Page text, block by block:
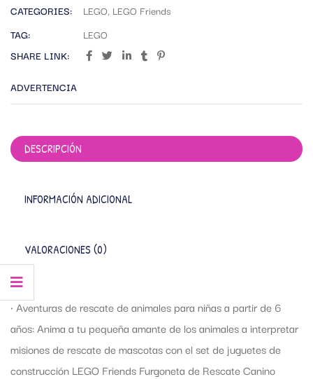
CATEGORIES:
LEGO, LEGO Friends
TAG:
LEGO
SHARE LINK:
ADVERTENCIA
DESCRIPCIÓN
INFORMACIÓN ADICIONAL
VALORACIONES (0)
• Aventuras de rescate de animales para niñas a partir de 6
años: Anima a tu pequeña amante de los animales a interpretar
misiones de rescate de mascotas con el set de juguetes de
construcción LEGO Friends Furgoneta de Rescate Canino